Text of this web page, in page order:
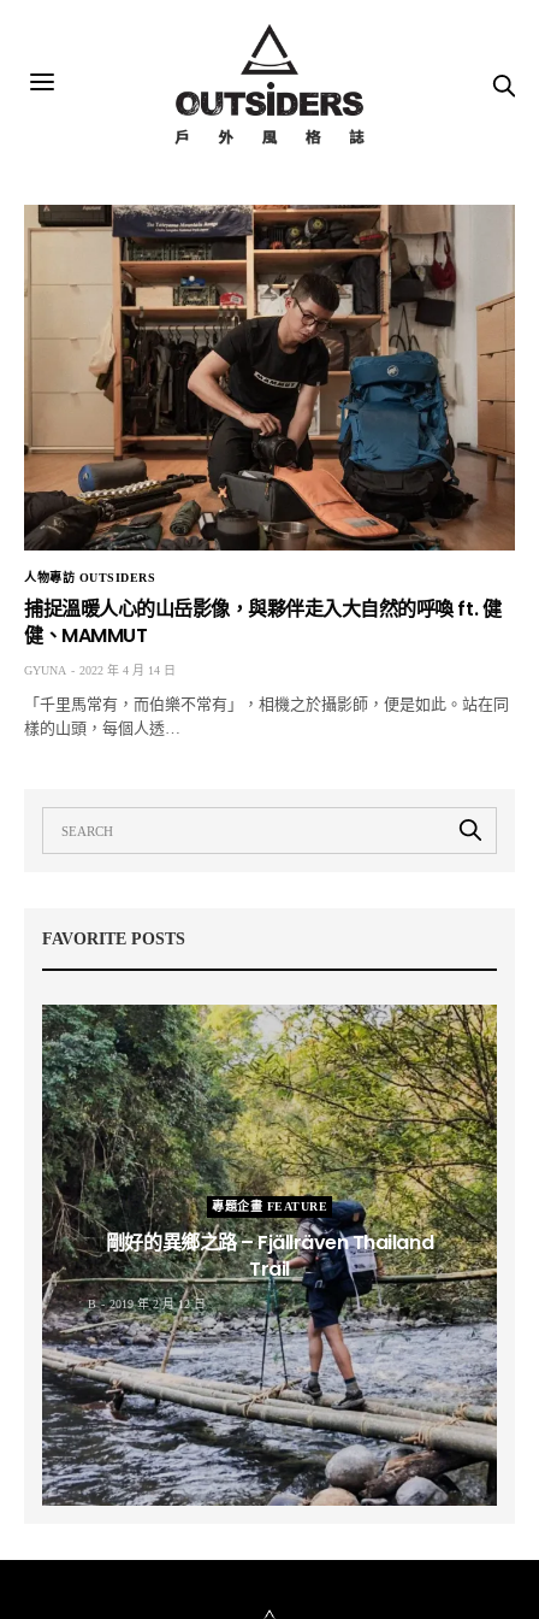
人物專訪 OUTSIDERS
捕捉溫暖人心的山岳影像，與夥伴走入大自然的呼喚 ft. 健
健、MAMMUT
GYUNA 2022 年 4 月 14 日
「千里馬常有，而伯樂不常有」，相機之於攝影師，便是如此。站在同
樣的山頭，每個人透…
FAVORITE POSTS
專題企畫 FEATURE
剛好的異鄉之路 – Fjällräven Thailand
Trail
B 2019 年 2 月 12 日